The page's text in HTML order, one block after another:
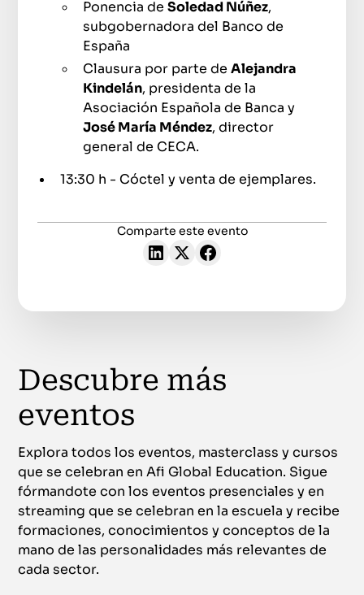
Ponencia deSoledad Núñez,
subgobernadora del Banco de
España
Clausura por parte deAlejandra
Kindelán, presidenta de la
Asociación Española de Banca y
José María Méndez, director
general de CECA.
13:30 h - Cóctel y venta de ejemplares.
Comparte este evento
Descubre más
eventos
Explora todos los eventos, masterclass y cursos
que se celebran en Afi Global Education. Sigue
fórmandote con los eventos presenciales y en
streaming que se celebran en la escuela y recibe
formaciones, conocimientos y conceptos de la
mano de las personalidades más relevantes de
cada sector.